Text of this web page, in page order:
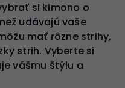
si kimono o
udávajú vaše
mať rôzne strihy,
strih. Vyberte si
vášmu štýlu a